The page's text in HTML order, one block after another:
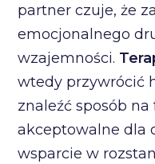
partner czuje, że
emocjonalnego
wzajemności.
wtedy przywrócić
znaleźć sposób
akceptowalne dla
wsparcie w